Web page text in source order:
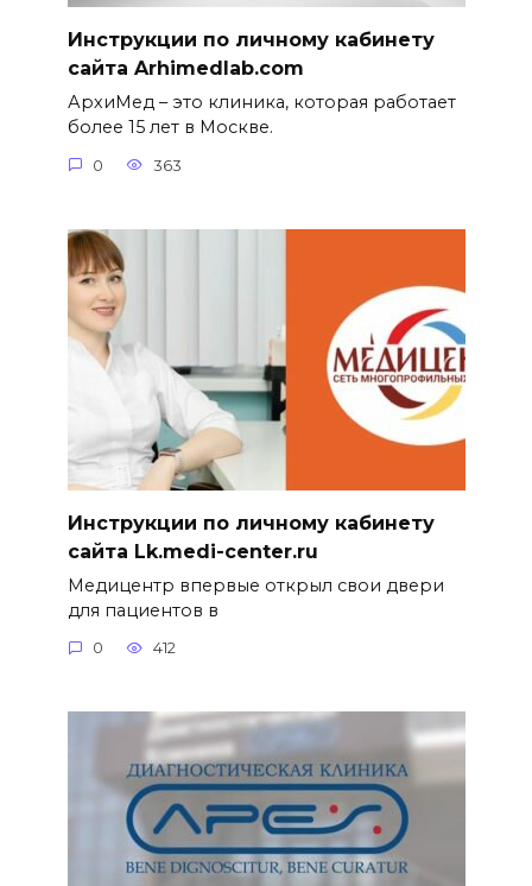
Инструкции по личному кабинету
сайта Arhimedlab.com
АрхиМед – это клиника, которая работает
более 15 лет в Москве.
0 363
Инструкции по личному кабинету
сайта Lk.medi-center.ru
Медицентр впервые открыл свои двери
для пациентов в
0 412